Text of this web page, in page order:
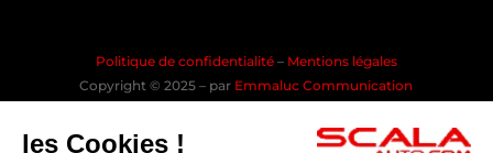
Politique de confidentialité – Mentions légales
Copyright © 2025 – par Emmaluc Communication
les Cookies !